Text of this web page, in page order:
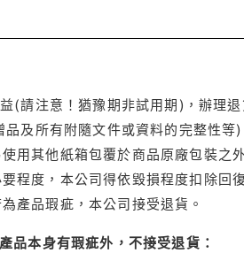
(請注意！猶豫期非試用期)，辦理
及所有附隨文件或資料的完整性等)
用其他紙箱包覆於商品原廠包裝之
程度，本公司得依毀損程度扣除回
產品瑕疵，本公司接受退貨。
品本身有瑕疵外，不接受退貨：